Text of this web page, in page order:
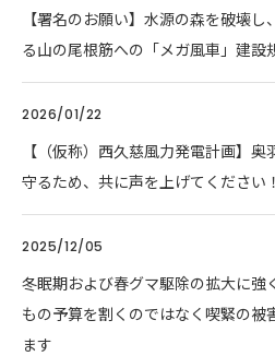
【署名のお願い】水源の森を破壊
る山の尾根筋への「メガ風車」建設
2026/01/22
【（仮称）西久慈風力発電計画】
守るため、共に声を上げてください！
2025/12/05
冬眠期および春グマ駆除の拡大に強
もの予算を割くのではなく喫緊の被
ます